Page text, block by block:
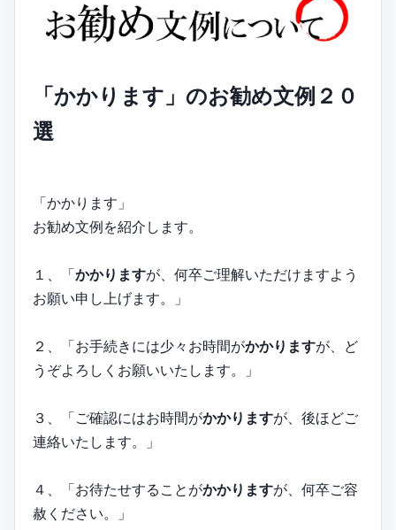
「かかります」のお勧め文例２０
選
「かかります」
お勧め文例を紹介します。
１、「かかりますが、何卒ご理解いただけますよう
お願い申し上げます。」
２、「お手続きには少々お時間がかかりますが、ど
うぞよろしくお願いいたします。」
３、「ご確認にはお時間がかかりますが、後ほどご
連絡いたします。」
４、「お待たせすることがかかりますが、何卒ご容
赦ください。」